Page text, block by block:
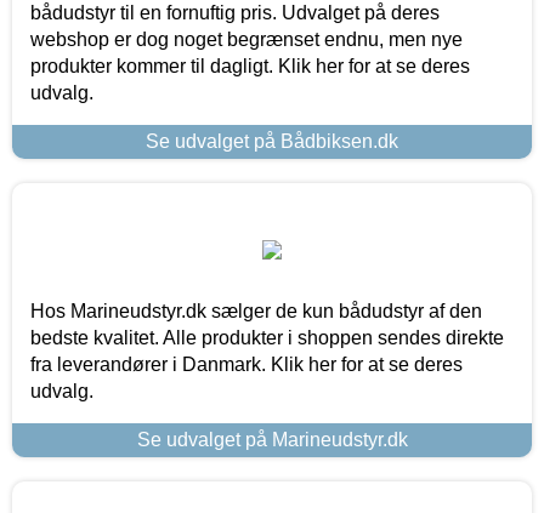
bådudstyr til en fornuftig pris. Udvalget på deres
webshop er dog noget begrænset endnu, men nye
produkter kommer til dagligt. Klik her for at se deres
udvalg.
Se udvalget på Bådbiksen.dk
Hos Marineudstyr.dk sælger de kun bådudstyr af den
bedste kvalitet. Alle produkter i shoppen sendes direkte
fra leverandører i Danmark. Klik her for at se deres
udvalg.
Se udvalget på Marineudstyr.dk